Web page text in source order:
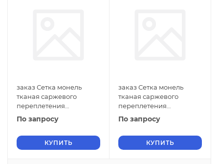
заказ Сетка монель
тканая саржевого
переплетения
двусторонняя
фильтровая 0,6х0,5 мм
ячейки
По запросу
КУПИТЬ
заказ Сетка монель
тканая саржевого
переплетения
двусторонняя
фильтровая 0,6х0,4 мм
ячейки
По запросу
КУПИТЬ